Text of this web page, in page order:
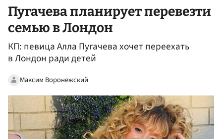
Пугачева планирует перевезти
семью в Лондон
КП: певица Алла Пугачева хочет переехать
в Лондон ради детей
Максим Воронежский